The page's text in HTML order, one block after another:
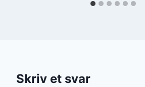
Skriv et svar